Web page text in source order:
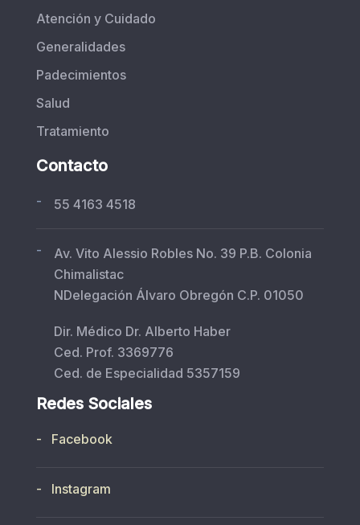
Atención y Cuidado
Generalidades
Padecimientos
Salud
Tratamiento
Contacto
- 55 4163 4518
-
Av. Vito Alessio Robles No. 39 P.B. Colonia
Chimalistac
NDelegación Álvaro Obregón C.P. 01050
Dir. Médico Dr. Alberto Haber
Ced. Prof. 3369776
Ced. de Especialidad 5357159
Redes Sociales
- Facebook
- Instagram